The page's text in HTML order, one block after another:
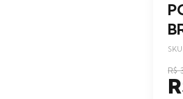
R$